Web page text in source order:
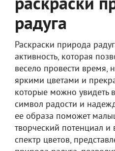
раскраски
радуга
Раскраски природа
активность, которая
весело провести время,
яркими цветами и
которые можно увидеть
символ радости и
ее образа поможет
творческий потенциал
спектр цветов,